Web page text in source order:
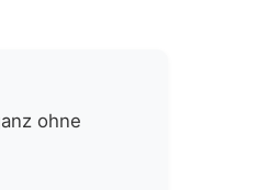
ohne